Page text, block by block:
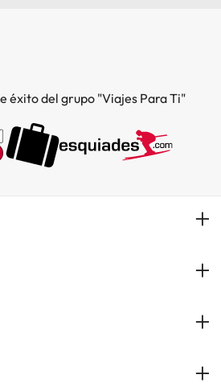
éxito del grupo "Viajes Para Ti"